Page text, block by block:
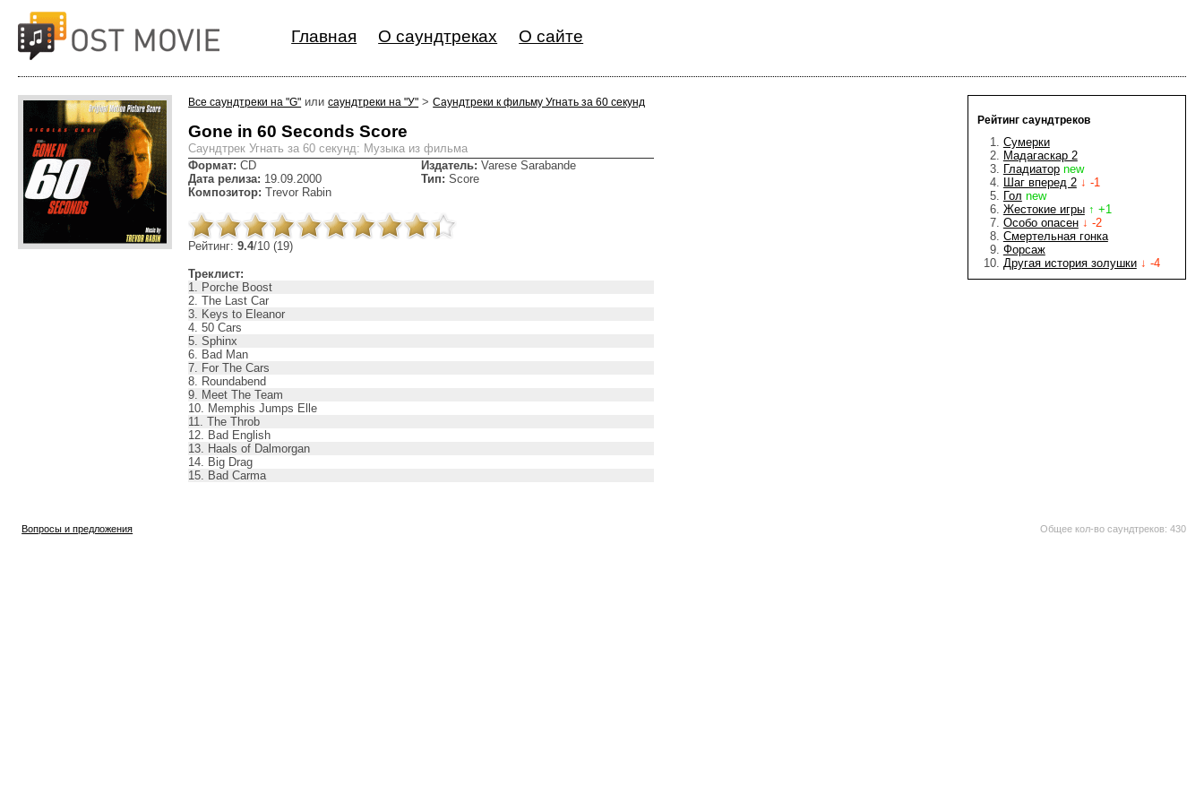
Главная О саундтреках О сайте
Рейтинг саундтреков
Сумерки
Мадагаскар 2
Гладиатор new
Шаг вперед 2 ↓ -1
Гол new
Жестокие игры ↑ +1
Особо опасен ↓ -2
Смертельная гонка
Форсаж
Другая история золушки ↓ -4
Все саундтреки на "G" илисаундтреки на "У" >Саундтреки к фильму Угнать за 60 секунд
Gone in 60 Seconds Score
Cаундтрек Угнать за 60 секунд: Музыка из фильма
Формат: CD Издатель: Varese Sarabande
Дата релиза: 19.09.2000 Тип: Score
Композитор: Trevor Rabin
Рейтинг:9.4/10 (19)
Треклист:
1. Porche Boost
2. The Last Car
3. Keys to Eleanor
4. 50 Cars
5. Sphinx
6. Bad Man
7. For The Cars
8. Roundabend
9. Meet The Team
10. Memphis Jumps Elle
11. The Throb
12. Bad English
13. Haals of Dalmorgan
14. Big Drag
15. Bad Carma
Общее кол-во саундтреков: 430
Вопросы и предложения